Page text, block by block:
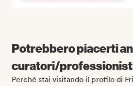
Potrebbero piacerti
curatori/
Perché stai visitando il profilo di